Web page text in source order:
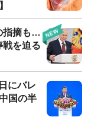
指摘も…
戦を迫る
にバレ
国の半